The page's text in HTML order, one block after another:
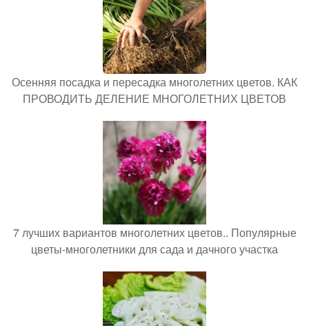
Осенняя посадка и пересадка многолетних цветов. КАК
ПРОВОДИТЬ ДЕЛЕНИЕ МНОГОЛЕТНИХ ЦВЕТОВ
7 лучших вариантов многолетних цветов.. Популярные
цветы-многолетники для сада и дачного участка